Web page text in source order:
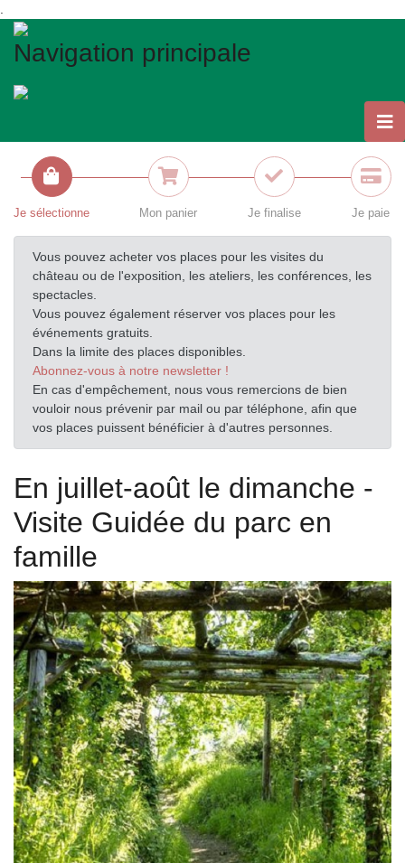
Navigation principale
Je sélectionne Mon panier Je finalise Je paie
Vous pouvez acheter vos places pour les visites du
château ou de l'exposition, les ateliers, les conférences, les
spectacles.
Vous pouvez également réserver vos places pour les
événements gratuits.
Dans la limite des places disponibles.
Abonnez-vous à notre newsletter !
En cas d'empêchement, nous vous remercions de bien
vouloir nous prévenir par mail ou par téléphone, afin que
vos places puissent bénéficier à d'autres personnes.
En juillet-août le dimanche -
Visite Guidée du parc en
famille